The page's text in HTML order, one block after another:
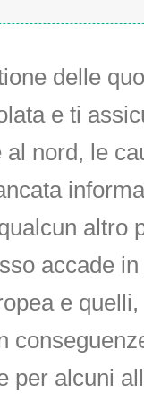
delle
e ti
nord, le
altro
accade
e
per alcuni